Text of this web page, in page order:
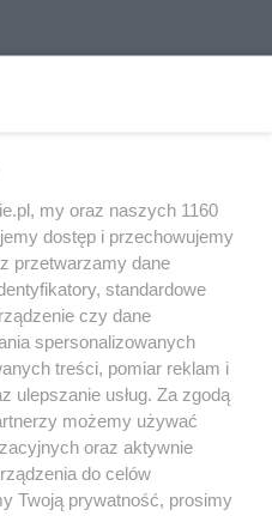
Reklama
Redakcja
Specjalny koncert z okazji
20. urodzin portalu
wSzczecinie.pl
Regulamin konkursów
śniadaniówka "Hej
Szczecin! Jest piątek!"
my oraz naszych 1160
dostęp i przechowujemy
przetwarzamy dane
standardowe
czy dane
spersonalizowanych
treści, pomiar reklam i
ulepszanie usług. Za zgodą
możemy używać
oraz aktywnie
do celów
Twoją prywatność, prosimy